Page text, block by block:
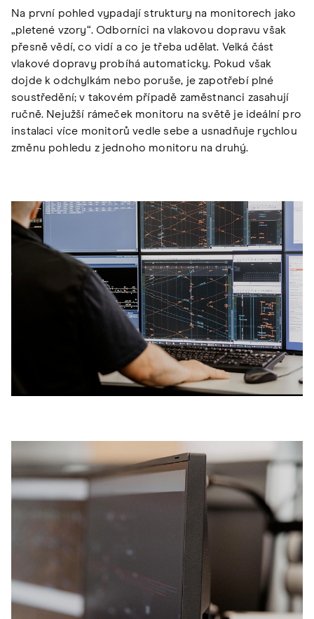
Na první pohled vypadají struktury na monitorech jako
„pletené vzory“. Odborníci na vlakovou dopravu však
přesně vědí, co vidí a co je třeba udělat. Velká část
vlakové dopravy probíhá automaticky. Pokud však
dojde k odchylkám nebo poruše, je zapotřebí plné
soustředění; v takovém případě zaměstnanci zasahují
ručně. Nejužší rámeček monitoru na světě je ideální pro
instalaci více monitorů vedle sebe a usnadňuje rychlou
změnu pohledu z jednoho monitoru na druhý.